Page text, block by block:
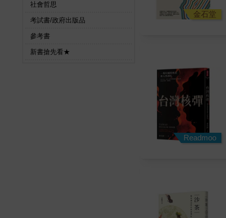
社會哲思
考試書/政府出版品
參考書
新書搶先看★
金石堂
Readmoo